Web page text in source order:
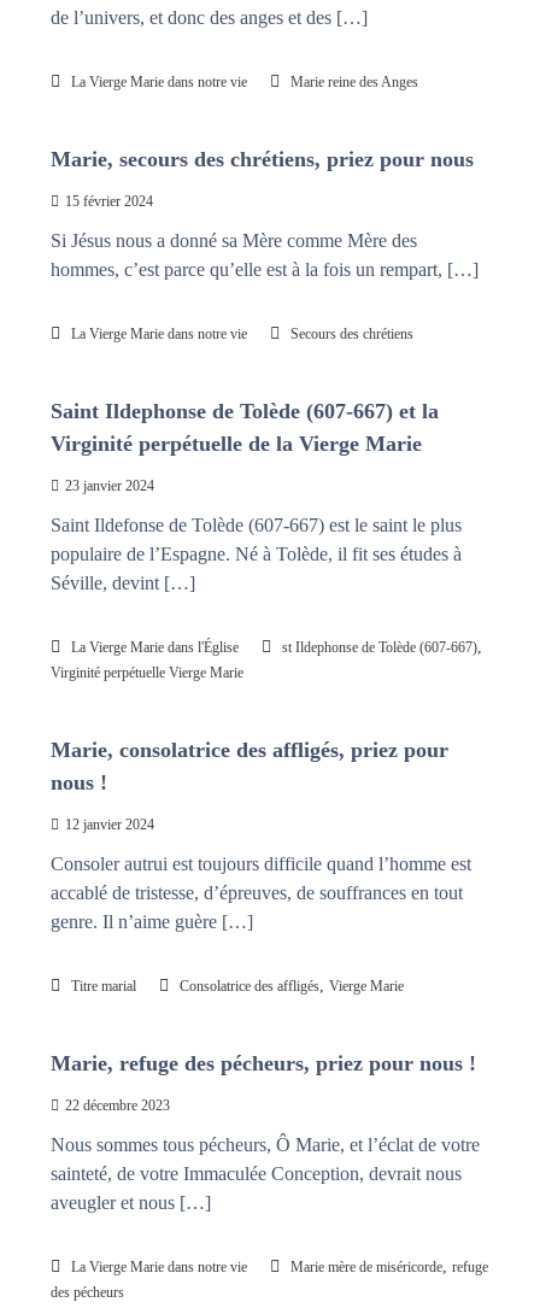
de l’univers, et donc des anges et des […]
La Vierge Marie dans notre vie Marie reine des Anges
Marie, secours des chrétiens, priez pour nous
15 février 2024
Si Jésus nous a donné sa Mère comme Mère des
hommes, c’est parce qu’elle est à la fois un rempart, […]
La Vierge Marie dans notre vie Secours des chrétiens
Saint Ildephonse de Tolède (607-667) et la
Virginité perpétuelle de la Vierge Marie
23 janvier 2024
Saint Ildefonse de Tolède (607-667) est le saint le plus
populaire de l’Espagne. Né à Tolède, il fit ses études à
Séville, devint […]
La Vierge Marie dans l'Église st Ildephonse de Tolède (607-667),
Virginité perpétuelle Vierge Marie
Marie, consolatrice des affligés, priez pour
nous !
12 janvier 2024
Consoler autrui est toujours difficile quand l’homme est
accablé de tristesse, d’épreuves, de souffrances en tout
genre. Il n’aime guère […]
Titre marial Consolatrice des affligés, Vierge Marie
Marie, refuge des pécheurs, priez pour nous !
22 décembre 2023
Nous sommes tous pécheurs, Ô Marie, et l’éclat de votre
sainteté, de votre Immaculée Conception, devrait nous
aveugler et nous […]
La Vierge Marie dans notre vie Marie mère de miséricorde, refuge
des pécheurs